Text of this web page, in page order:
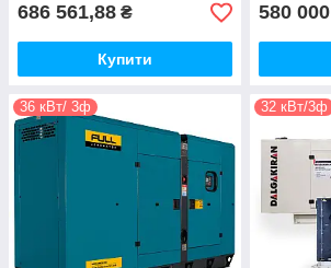
686 561,88 ₴
Купити
580 000
36 кВт/ 3ф 32 кВт/3ф